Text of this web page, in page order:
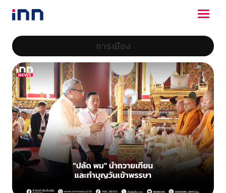
NEWS
ENTERTAINMENT
LIFESTYLE
HOROSCOPE
LOTTERY
VIDEO
ร่วมด้วยช่วยกัน
การเมือง